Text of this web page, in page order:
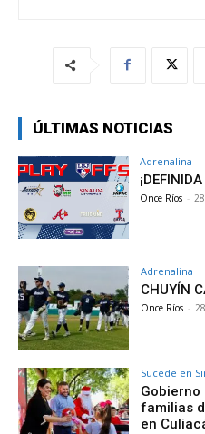
ÚLTIMAS NOTICIAS
Adrenalina
Once Ríos -
Adrenalina
CHUYÍN
Once Ríos -
Sucede en
familias
en